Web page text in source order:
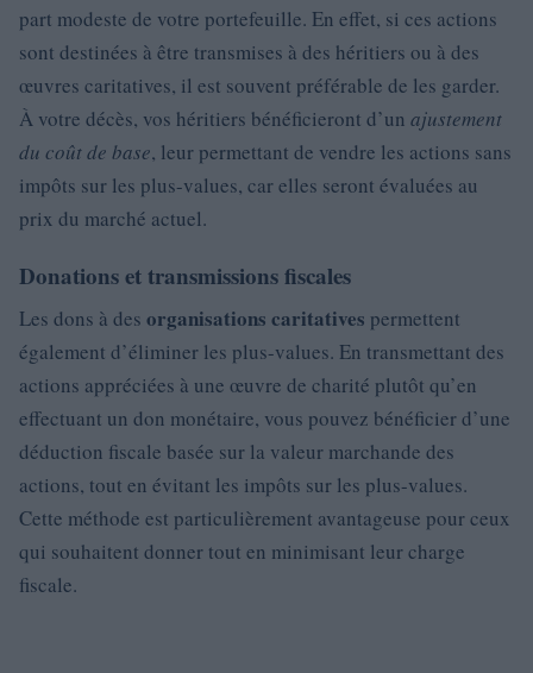
part modeste de votre portefeuille. En effet, si ces actions
sont destinées à être transmises à des héritiers ou à des
œuvres caritatives, il est souvent préférable de les garder.
À votre décès, vos héritiers bénéficieront d’un ajustement
du coût de base, leur permettant de vendre les actions sans
impôts sur les plus-values, car elles seront évaluées au
prix du marché actuel.
Donations et transmissions fiscales
Les dons à des organisations caritatives permettent
également d’éliminer les plus-values. En transmettant des
actions appréciées à une œuvre de charité plutôt qu’en
effectuant un don monétaire, vous pouvez bénéficier d’une
déduction fiscale basée sur la valeur marchande des
actions, tout en évitant les impôts sur les plus-values.
Cette méthode est particulièrement avantageuse pour ceux
qui souhaitent donner tout en minimisant leur charge
fiscale.